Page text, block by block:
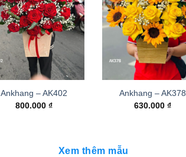
Ankhang – AK402
800.000₫
Ankhang – AK378
630.000₫
Xem thêm mẫu